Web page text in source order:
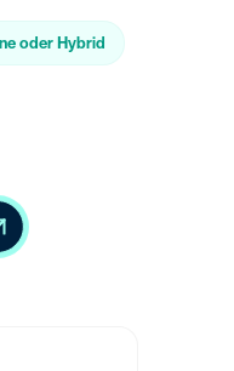
oder Hybrid